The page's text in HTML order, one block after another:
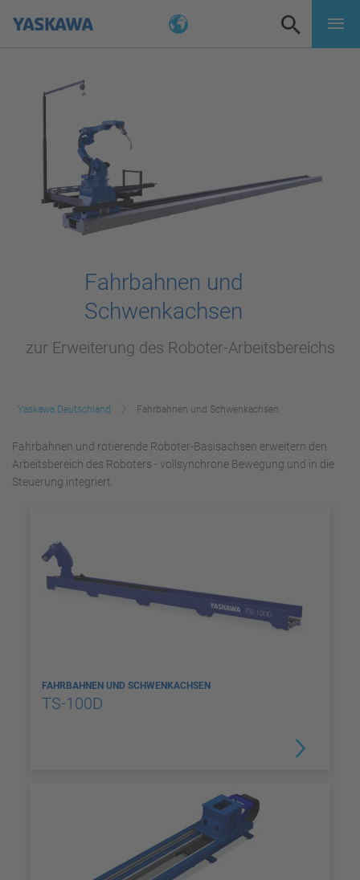
Fahrbahnen und
Schwenkachsen
zur Erweiterung des Roboter-Arbeitsbereichs
Yaskawa Deutschland Fahrbahnen und Schwenkachsen
Fahrbahnen und rotierende Roboter-Basisachsen erweitern den
Arbeitsbereich des Roboters - vollsynchrone Bewegung und in die
Steuerung integriert.
FAHRBAHNEN UND SCHWENKACHSEN
TS-100D